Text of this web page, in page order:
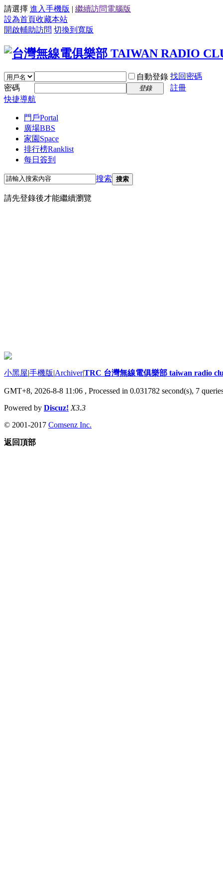
請選擇 進入手機版 | 繼續訪問電腦版
設為首頁收藏本站
開啟輔助訪問 切換到寬版
自動登錄 找回密碼
密碼
登錄
註冊
快捷導航
門戶Portal
廣場BBS
家園 Space
排行榜Ranklist
每日簽到
搜索 搜索
請先登錄後才能繼續瀏覽
小黑屋|手機版|Archiver|TRC 台灣無線電俱樂部 taiwan radio
GMT+8, 2026-8-8 11:06 , Processed in 0.031782 second(s), 7
Powered by Discuz! X3.3
© 2001-2017 Comsenz Inc.
返回頂部